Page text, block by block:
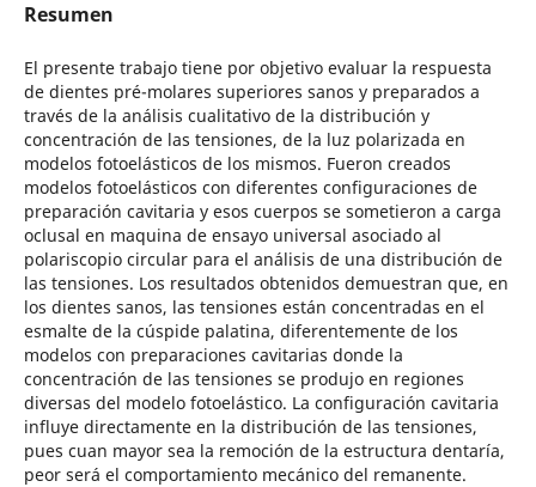
Resumen
El presente trabajo tiene por objetivo evaluar la respuesta
de dientes pré-molares superiores sanos y preparados a
través de la análisis cualitativo de la distribución y
concentración de las tensiones, de la luz polarizada en
modelos fotoelásticos de los mismos. Fueron creados
modelos fotoelásticos con diferentes configuraciones de
preparación cavitaria y esos cuerpos se sometieron a carga
oclusal en maquina de ensayo universal asociado al
polariscopio circular para el análisis de una distribución de
las tensiones. Los resultados obtenidos demuestran que, en
los dientes sanos, las tensiones están concentradas en el
esmalte de la cúspide palatina, diferentemente de los
modelos con preparaciones cavitarias donde la
concentración de las tensiones se produjo en regiones
diversas del modelo fotoelástico. La configuración cavitaria
influye directamente en la distribución de las tensiones,
pues cuan mayor sea la remoción de la estructura dentaría,
peor será el comportamiento mecánico del remanente.